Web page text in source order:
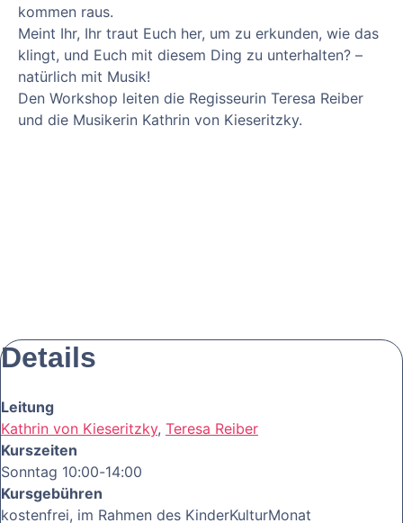
kommen raus.
Meint Ihr, Ihr traut Euch her, um zu erkunden, wie das
klingt, und Euch mit diesem Ding zu unterhalten? –
natürlich mit Musik!
Den Workshop leiten die Regisseurin Teresa Reiber
und die Musikerin Kathrin von Kieseritzky.
Details
Leitung
Kathrin von Kieseritzky, Teresa Reiber
Kurszeiten
Sonntag 10:00-14:00
Kursgebühren
kostenfrei, im Rahmen des KinderKulturMonat